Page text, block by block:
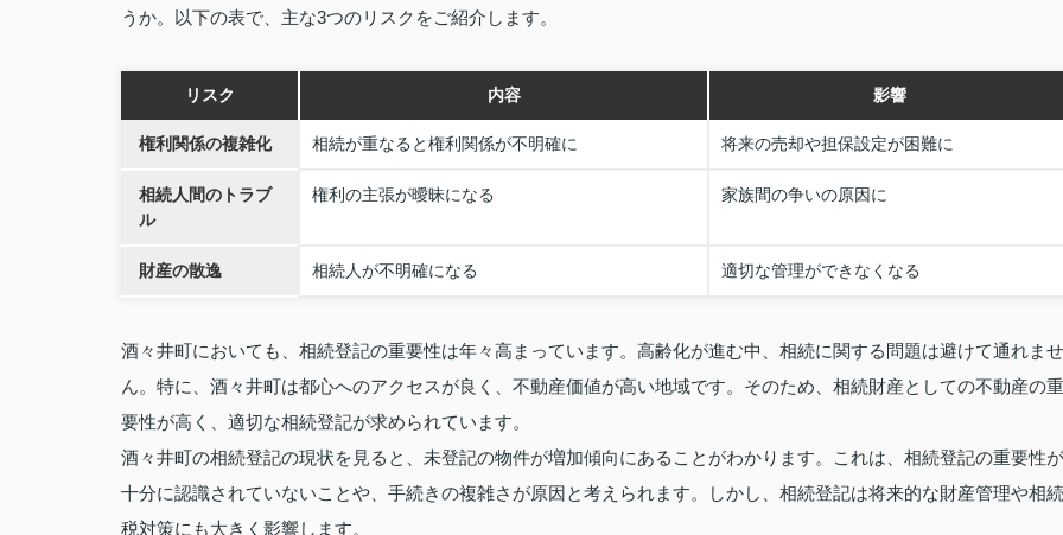
うか。以下の表で、主な3つのリスクをご紹介します。
リスク 内容 影響
権利関係の複雑化 相続が重なると権利関係が不明確に 将来の売却や担保設定が困難に
相続人間のトラブ
ル
権利の主張が曖昧になる 家族間の争いの原因に
財産の散逸 相続人が不明確になる 適切な管理ができなくなる
酒々井町においても、相続登記の重要性は年々高まっています。高齢化が進む中、相続に関する問題は避けて通れませ
ん。特に、酒々井町は都心へのアクセスが良く、不動産価値が高い地域です。そのため、相続財産としての不動産の重
要性が高く、適切な相続登記が求められています。
酒々井町の相続登記の現状を見ると、未登記の物件が増加傾向にあることがわかります。これは、相続登記の重要性が
十分に認識されていないことや、手続きの複雑さが原因と考えられます。しかし、相続登記は将来的な財産管理や相続
税対策にも大きく影響します。